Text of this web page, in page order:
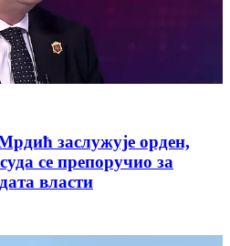
заслужује орден,
се препоручио за
власти